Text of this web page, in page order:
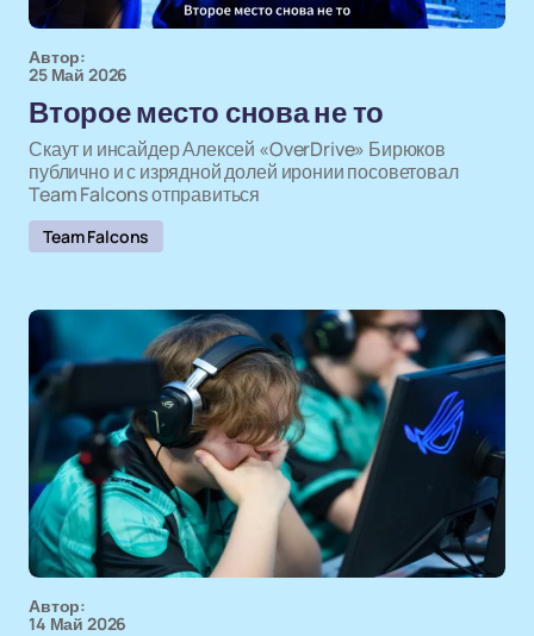
Автор:
25 Май 2026
Второе место снова не то
Скаут и инсайдер Алексей «OverDrive» Бирюков
публично и с изрядной долей иронии посоветовал
Team Falcons отправиться
Team Falcons
Автор:
14 Май 2026